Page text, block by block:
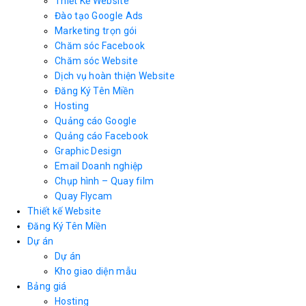
Đào tạo Google Ads
Marketing trọn gói
Chăm sóc Facebook
Chăm sóc Website
Dịch vụ hoàn thiện Website
Đăng Ký Tên Miền
Hosting
Quảng cáo Google
Quảng cáo Facebook
Graphic Design
Email Doanh nghiệp
Chụp hình – Quay film
Quay Flycam
Thiết kế Website
Đăng Ký Tên Miền
Dự án
Dự án
Kho giao diện mẫu
Bảng giá
Hosting